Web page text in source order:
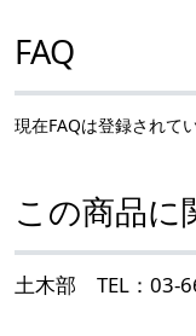
FAQ
現在FAQは登録されて
この商品に
土木部 TEL：03-